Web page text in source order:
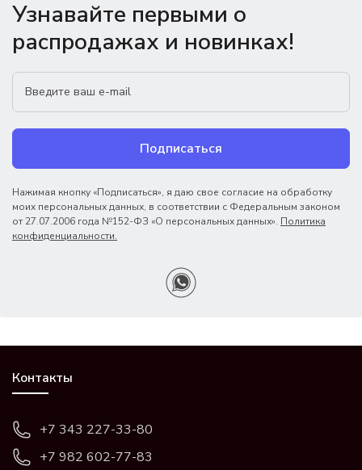
Узнавайте первыми о
распродажах и новинках!
Подписаться
Нажимая кнопку «Подписаться», я даю свое согласие на обработку
моих персональных данных, в соответствии с Федеральным законом
от 27.07.2006 года №152-ФЗ «О персональных данных». Политика
конфиденциальности.
Контакты
+7 343 227-33-80
+7 982 602-77-83